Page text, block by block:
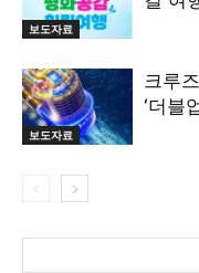
보도자료
보도자료
크루
‘더블